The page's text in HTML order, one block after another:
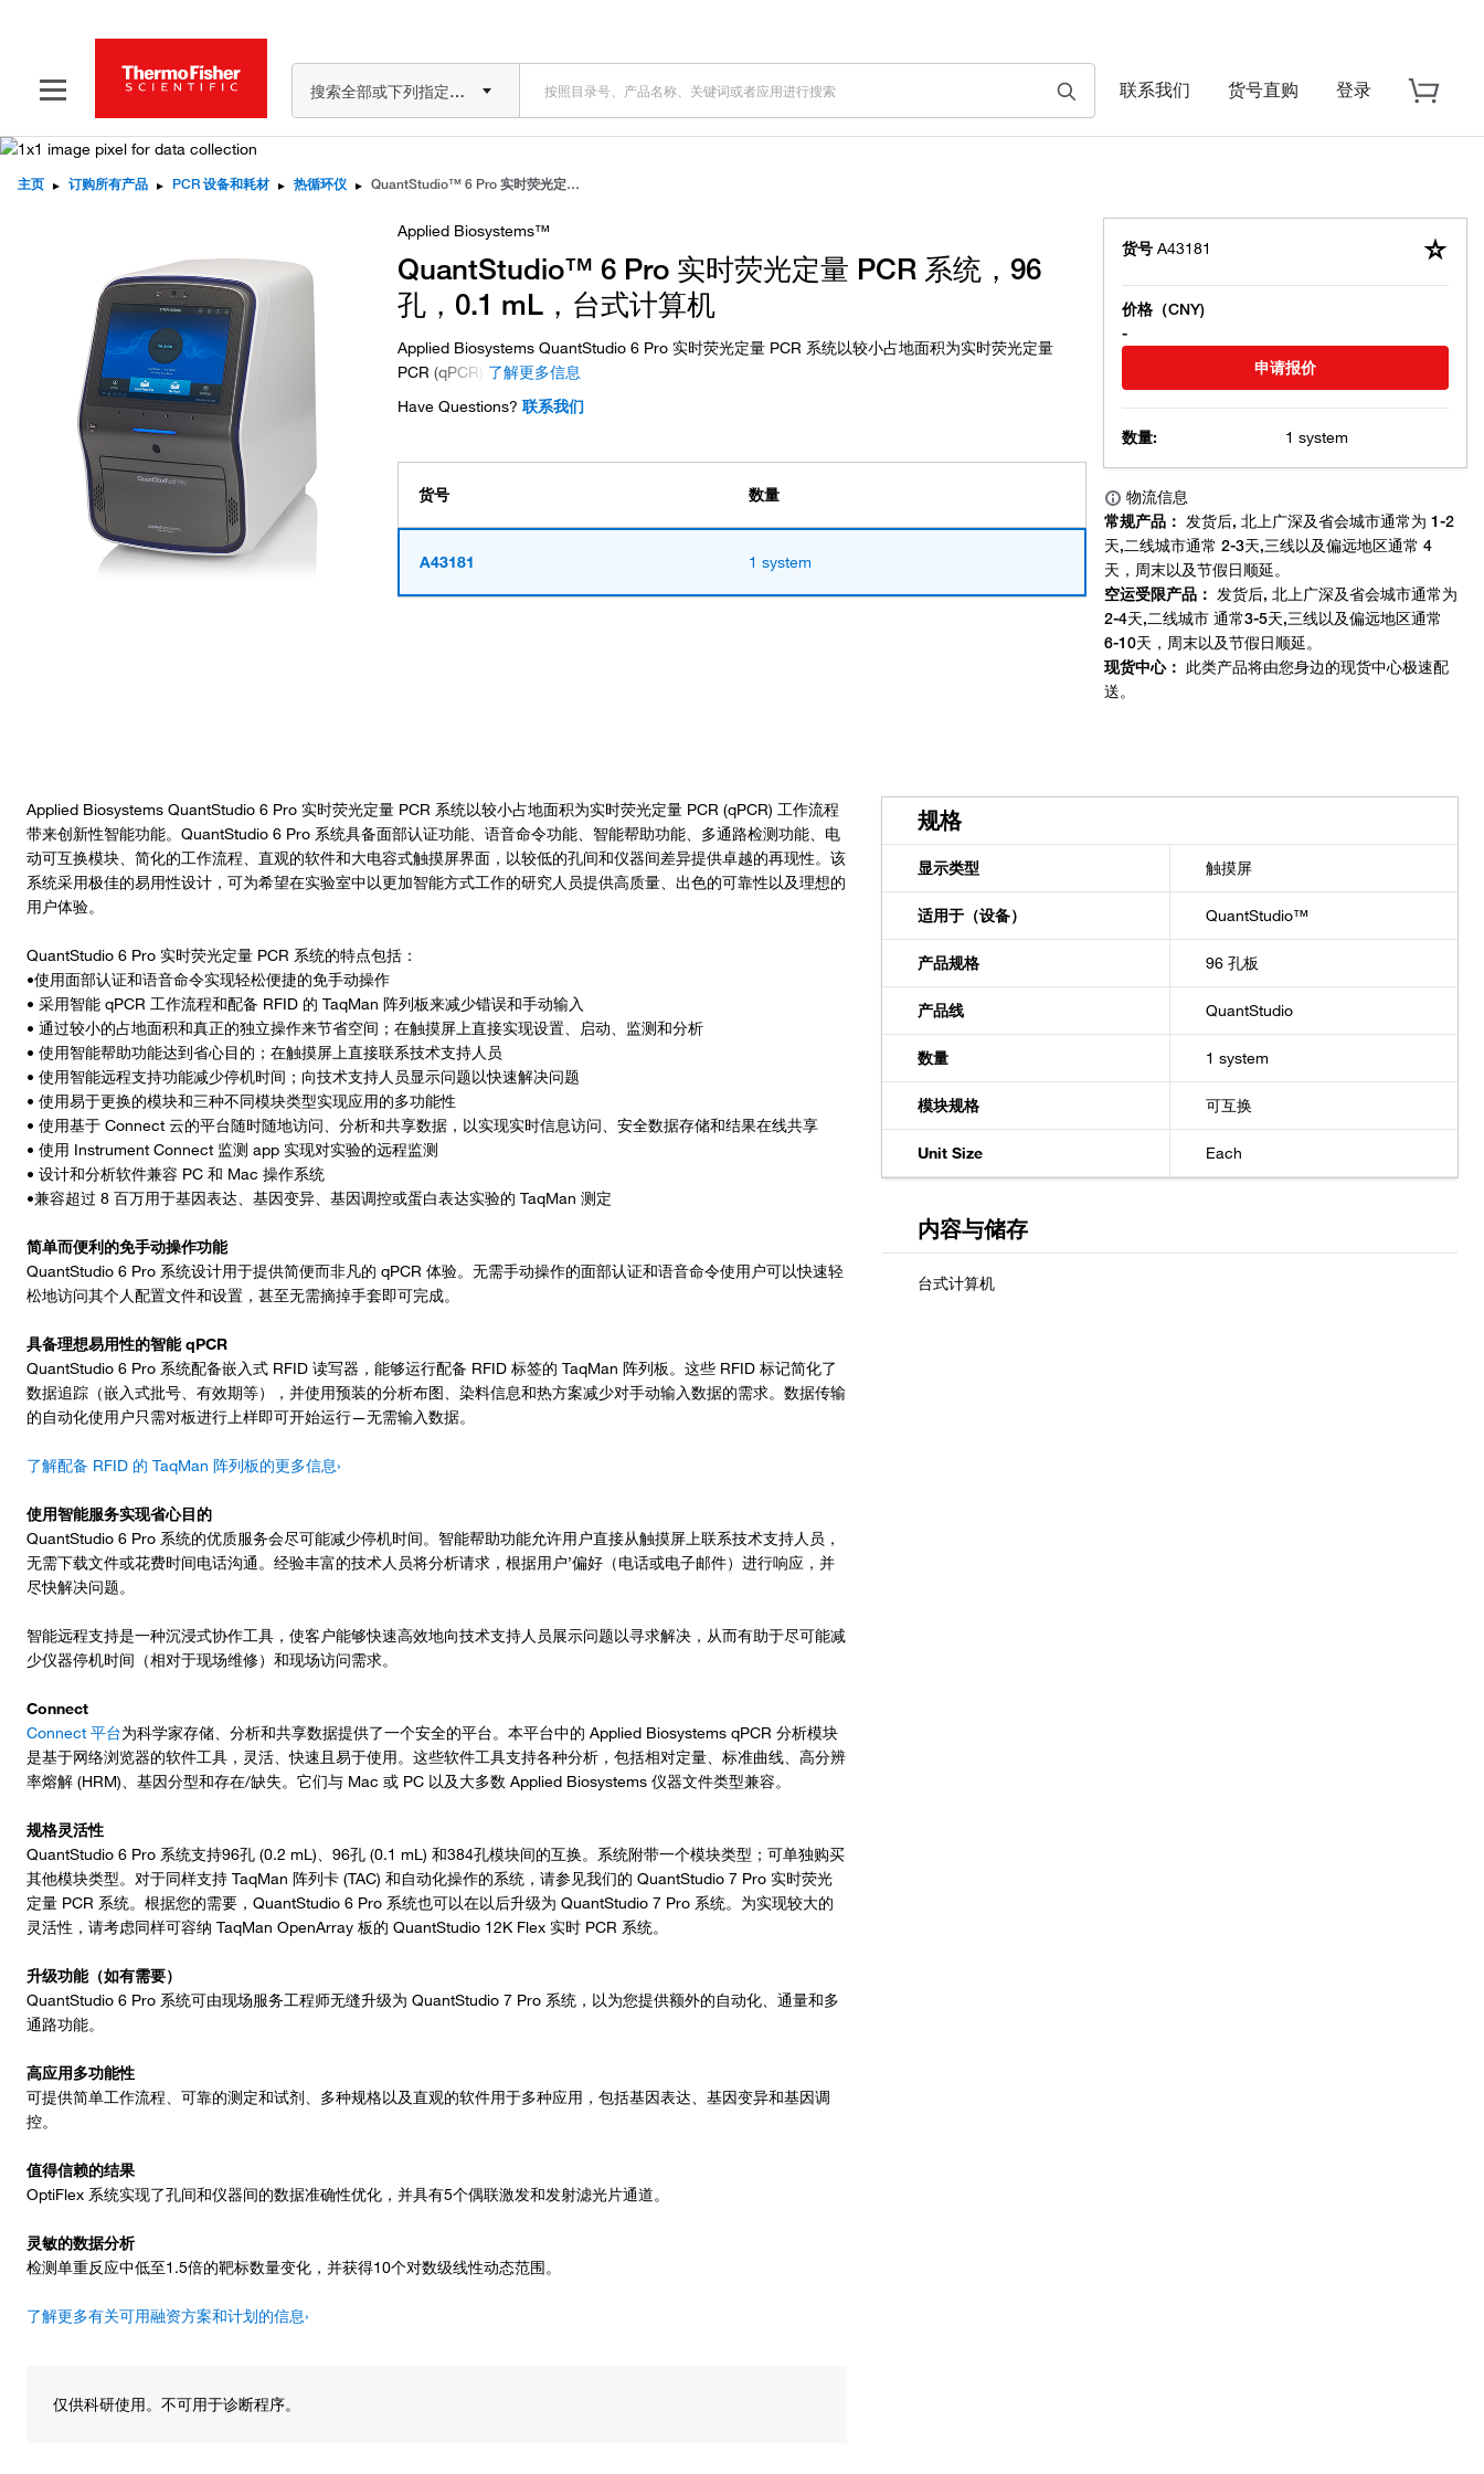
搜索全部或下列指定分类 联系我们 货号直购 登录
主页 ▸ 订购所有产品 ▸ PCR 设备和耗材 ▸ 热循环仪 ▸ QuantStudio™ 6 Pro 实时荧光定量 PCR 系统，96 孔，0.1 mL，台式计算机
Applied Biosystems™
QuantStudio™ 6 Pro 实时荧光定量 PCR 系统，96
孔，0.1 mL，台式计算机
Applied Biosystems QuantStudio 6 Pro 实时荧光定量 PCR 系统以较小占地面积为实时荧光定量
PCR (qPCR) 了解更多信息
Have Questions? 联系我们
货号 数量
A43181 1 system
货号 A43181
价格（CNY)
-
申请报价
数量: 1 system
Applied Biosystems QuantStudio 6 Pro 实时荧光定量 PCR 系统以较小占地面积为实时荧光定量 PCR (qPCR) 工作流程
带来创新性智能功能。QuantStudio 6 Pro 系统具备面部认证功能、语音命令功能、智能帮助功能、多通路检测功能、电
动可互换模块、简化的工作流程、直观的软件和大电容式触摸屏界面，以较低的孔间和仪器间差异提供卓越的再现性。该
系统采用极佳的易用性设计，可为希望在实验室中以更加智能方式工作的研究人员提供高质量、出色的可靠性以及理想的
用户体验。
QuantStudio 6 Pro 实时荧光定量 PCR 系统的特点包括：
•使用面部认证和语音命令实现轻松便捷的免手动操作
• 采用智能 qPCR 工作流程和配备 RFID 的 TaqMan 阵列板来减少错误和手动输入
• 通过较小的占地面积和真正的独立操作来节省空间；在触摸屏上直接实现设置、启动、监测和分析
• 使用智能帮助功能达到省心目的；在触摸屏上直接联系技术支持人员
• 使用智能远程支持功能减少停机时间；向技术支持人员显示问题以快速解决问题
• 使用易于更换的模块和三种不同模块类型实现应用的多功能性
• 使用基于 Connect 云的平台随时随地访问、分析和共享数据，以实现实时信息访问、安全数据存储和结果在线共享
• 使用 Instrument Connect 监测 app 实现对实验的远程监测
• 设计和分析软件兼容 PC 和 Mac 操作系统
•兼容超过 8 百万用于基因表达、基因变异、基因调控或蛋白表达实验的 TaqMan 测定
简单而便利的免手动操作功能
QuantStudio 6 Pro 系统设计用于提供简便而非凡的 qPCR 体验。无需手动操作的面部认证和语音命令使用户可以快速轻
松地访问其个人配置文件和设置，甚至无需摘掉手套即可完成。
具备理想易用性的智能 qPCR
QuantStudio 6 Pro 系统配备嵌入式 RFID 读写器，能够运行配备 RFID 标签的 TaqMan 阵列板。这些 RFID 标记简化了
数据追踪（嵌入式批号、有效期等），并使用预装的分析布图、染料信息和热方案减少对手动输入数据的需求。数据传输
的自动化使用户只需对板进行上样即可开始运行—无需输入数据。
了解配备 RFID 的 TaqMan 阵列板的更多信息›
使用智能服务实现省心目的
QuantStudio 6 Pro 系统的优质服务会尽可能减少停机时间。智能帮助功能允许用户直接从触摸屏上联系技术支持人员，
无需下载文件或花费时间电话沟通。经验丰富的技术人员将分析请求，根据用户’偏好（电话或电子邮件）进行响应，并
尽快解决问题。
智能远程支持是一种沉浸式协作工具，使客户能够快速高效地向技术支持人员展示问题以寻求解决，从而有助于尽可能减
少仪器停机时间（相对于现场维修）和现场访问需求。
Connect
Connect 平台为科学家存储、分析和共享数据提供了一个安全的平台。本平台中的 Applied Biosystems qPCR 分析模块
是基于网络浏览器的软件工具，灵活、快速且易于使用。这些软件工具支持各种分析，包括相对定量、标准曲线、高分辨
率熔解 (HRM)、基因分型和存在/缺失。它们与 Mac 或 PC 以及大多数 Applied Biosystems 仪器文件类型兼容。
规格灵活性
QuantStudio 6 Pro 系统支持96孔 (0.2 mL)、96孔 (0.1 mL) 和384孔模块间的互换。系统附带一个模块类型；可单独购买
其他模块类型。对于同样支持 TaqMan 阵列卡 (TAC) 和自动化操作的系统，请参见我们的 QuantStudio 7 Pro 实时荧光
定量 PCR 系统。根据您的需要，QuantStudio 6 Pro 系统也可以在以后升级为 QuantStudio 7 Pro 系统。为实现较大的
灵活性，请考虑同样可容纳 TaqMan OpenArray 板的 QuantStudio 12K Flex 实时 PCR 系统。
升级功能（如有需要）
QuantStudio 6 Pro 系统可由现场服务工程师无缝升级为 QuantStudio 7 Pro 系统，以为您提供额外的自动化、通量和多
通路功能。
高应用多功能性
可提供简单工作流程、可靠的测定和试剂、多种规格以及直观的软件用于多种应用，包括基因表达、基因变异和基因调
控。
值得信赖的结果
OptiFlex 系统实现了孔间和仪器间的数据准确性优化，并具有5个偶联激发和发射滤光片通道。
灵敏的数据分析
检测单重反应中低至1.5倍的靶标数量变化，并获得10个对数级线性动态范围。
了解更多有关可用融资方案和计划的信息›
仅供科研使用。不可用于诊断程序。
规格
显示类型 触摸屏
适用于（设备） QuantStudio™
产品规格 96 孔板
产品线 QuantStudio
数量 1 system
模块规格 可互换
Unit Size Each
内容与储存